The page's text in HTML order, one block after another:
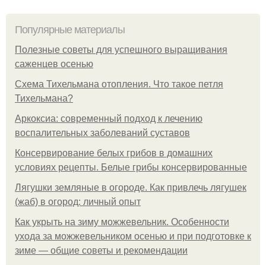
Популярные материалы
Полезные советы для успешного выращивания
саженцев осенью
Схема Тихельмана отопления. Что такое петля
Тихельмана?
Аркоксиа: современный подход к лечению
воспалительных заболеваний суставов
Консервирование белых грибов в домашних
условиях рецепты. Белые грибы консервированные
Лягушки земляные в огороде. Как привлечь лягушек
(жаб) в огород: личный опыт
Как укрыть на зиму можжевельник. Особенности
ухода за можжевельником осенью и при подготовке к
зиме — общие советы и рекомендации